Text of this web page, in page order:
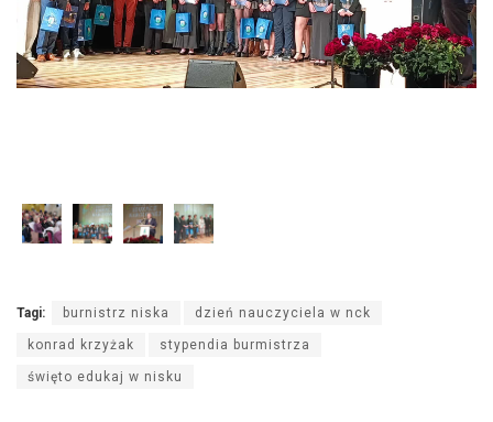
Tagi: burnistrz niska dzień nauczyciela w nck
konrad krzyżak stypendia burmistrza
święto edukaj w nisku